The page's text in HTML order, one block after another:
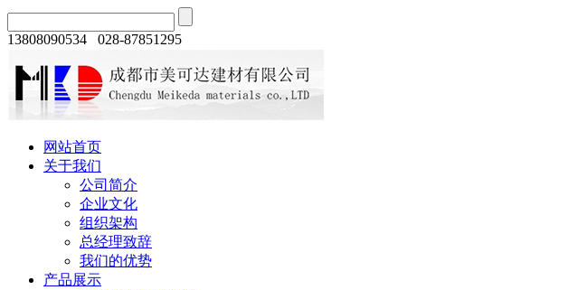
13808090534 028-87851295
网站首页
关于我们
公司简介
企业文化
组织架构
总经理致辞
我们的优势
产品展示